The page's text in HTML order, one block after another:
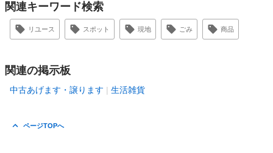
関連キーワード検索
リユース スポット 現地 ごみ 商品
関連の掲示板
中古あげます・譲ります 生活雑貨
ページTOPへ